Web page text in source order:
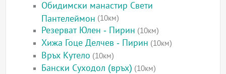
Обидимски манастир Свети
Пантелеймон (10км)
Резерват Юлен - Пирин (10км)
Хижа Гоце Делчев - Пирин (10км)
Връх Кутело (10км)
Бански Суходол (връх) (10км)